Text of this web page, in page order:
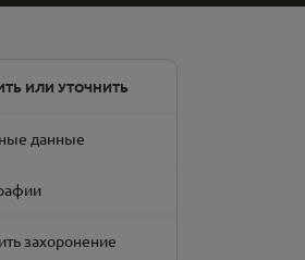
ИЛИ УТОЧНИТЬ
данные
захоронение